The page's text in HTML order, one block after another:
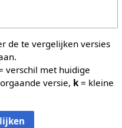
de te vergelijken versies
verschil met huidige
versie, k= kleine